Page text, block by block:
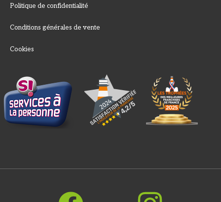
Politique de confidentialité
Conditions générales de vente
Cookies